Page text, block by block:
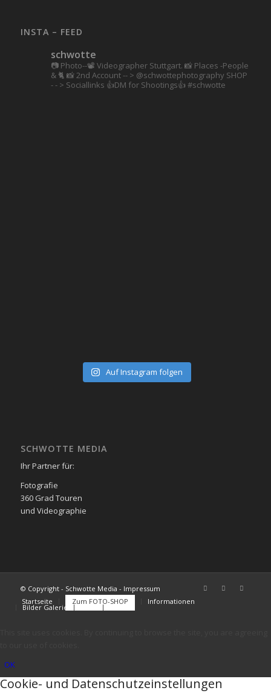
INSTA – FEED
schwotte
📷 Photo--📽️ Videographer Stuttgart. 📸 Places -People
& 🐈 📸 2nd Account-- > @schwottephotography SHOP
- - > Sociallinks 👍DM for Shootings👍 #schwotte
Auf Instagram folgen
SCHWOTTE MEDIA
Ihr Partner für:
Fotografie
360 Grad Touren
und Videographie
© Copyright - Schwotte Media - Impressum
Startseite
Zum FOTO-SHOP Informationen
Bilder Galerie FAQs Kontakt
OK
Cookie- und Datenschutzeinstellungen